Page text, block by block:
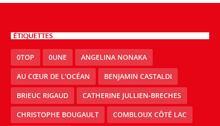
ÉTIQUETTES
0TOP 0UNE ANGELINA NONAKA
AU CŒUR DE L’OCÉAN BENJAMIN CASTALDI
BRIEUC RIGAUD CATHERINE JULLIEN-BRECHES
CHRISTOPHE BOUGAULT COMBLOUX CÔTÉ LAC